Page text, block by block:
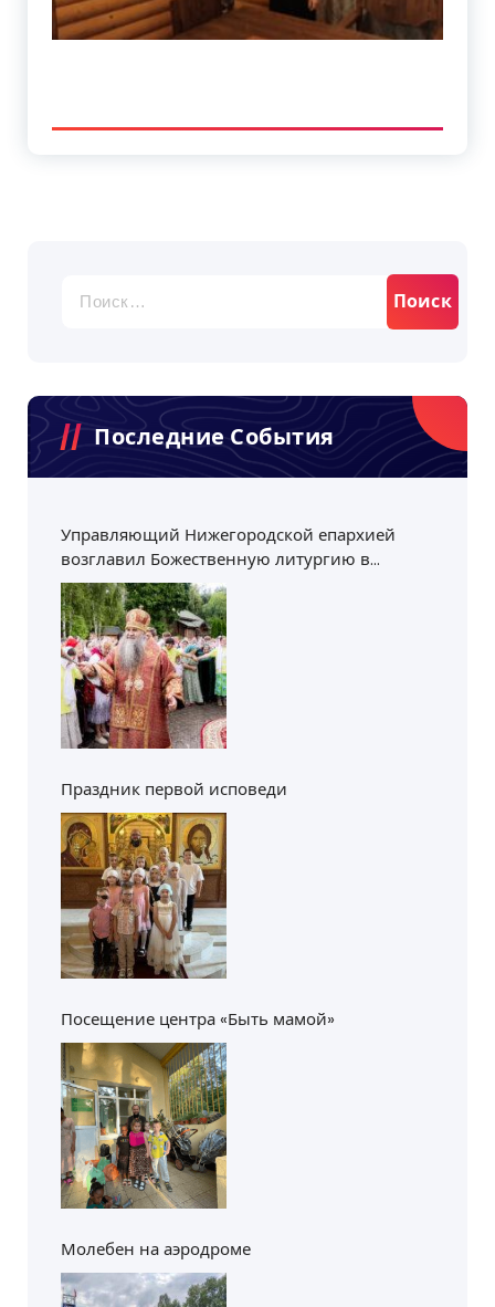
Последние События
Управляющий Нижегородской епархией
возглавил Божественную литургию в
Пантелеимоновском храме Приокского
благочиния
Праздник первой исповеди
Посещение центра «Быть мамой»
Молебен на аэродроме